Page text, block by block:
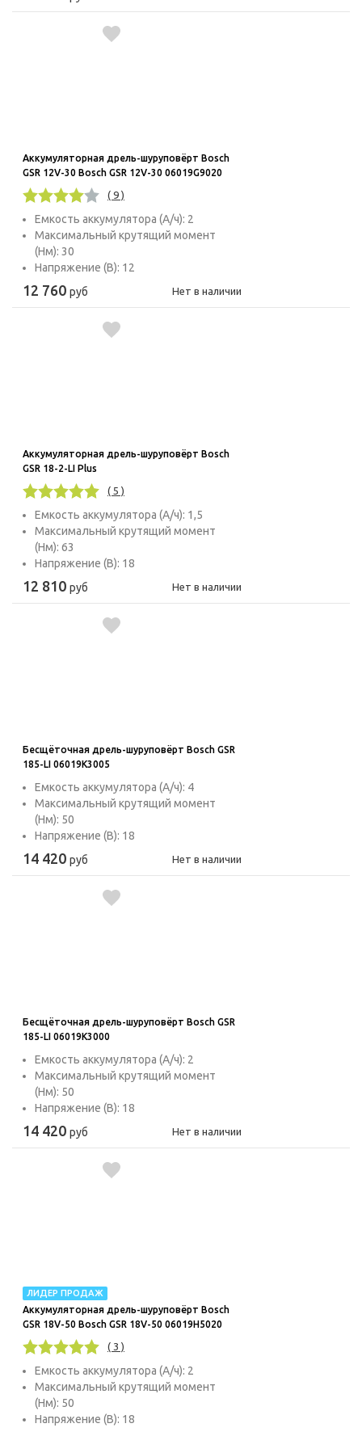
Аккумуляторная дрель-шуруповёрт Bosch
GSR 12V-30 Bosch GSR 12V-30 06019G9020
( 9 )
Емкость аккумулятора (А/ч): 2
Максимальный крутящий момент
(Нм): 30
Напряжение (В): 12
12 760 руб Нет в наличии
Аккумуляторная дрель-шуруповёрт Bosch
GSR 18-2-LI Plus
( 5 )
Емкость аккумулятора (А/ч): 1,5
Максимальный крутящий момент
(Нм): 63
Напряжение (В): 18
12 810 руб Нет в наличии
Бесщёточная дрель-шуруповёрт Bosch GSR
185-LI 06019K3005
Емкость аккумулятора (А/ч): 4
Максимальный крутящий момент
(Нм): 50
Напряжение (В): 18
14 420 руб Нет в наличии
Бесщёточная дрель-шуруповёрт Bosch GSR
185-LI 06019K3000
Емкость аккумулятора (А/ч): 2
Максимальный крутящий момент
(Нм): 50
Напряжение (В): 18
14 420 руб Нет в наличии
ЛИДЕР ПРОДАЖ
Аккумуляторная дрель-шуруповёрт Bosch
GSR 18V-50 Bosch GSR 18V-50 06019H5020
( 3 )
Емкость аккумулятора (А/ч): 2
Максимальный крутящий момент
(Нм): 50
Напряжение (В): 18